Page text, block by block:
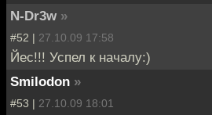
N-Dr3w »
#52 | 27.10.09 17:58
Йес!!! Успел к началу:)
Smilodon »
#53 | 27.10.09 18:01